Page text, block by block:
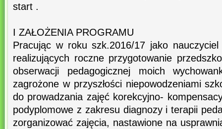
start .
I ZAŁOŻENIA PROGRAMU
Pracując w roku szk.2016/17 jako
realizujących roczne przygotowanie
obserwacji pedagogicznej moich
zagrożone w przyszłości niepowodzeniami
do prowadzania zajęć korekcyjno-
podyplomowe z zakresu diagnozy i terapii
zorganizować zajęcia, nastawione na